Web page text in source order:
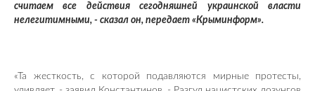
считаем все действия сегодняшней украинской власти
нелегитимными, - сказал он, передает «Крыминформ».
«Та жесткость, с которой подавляются мирные протесты,